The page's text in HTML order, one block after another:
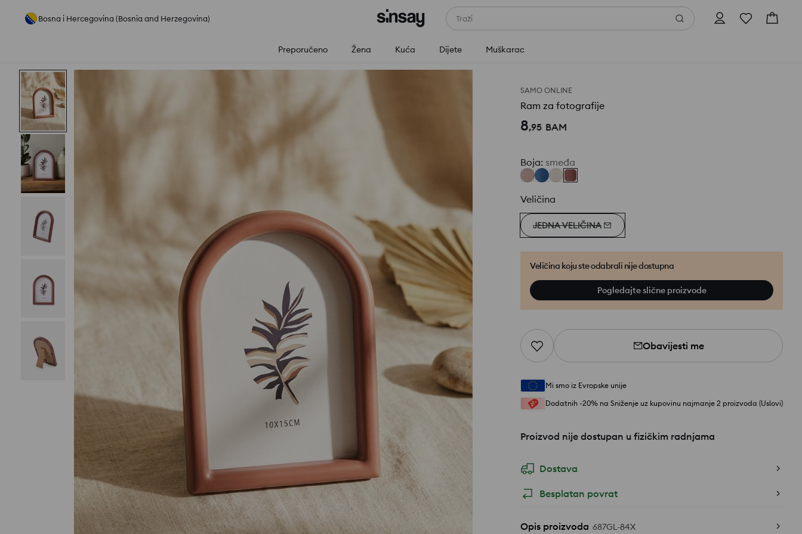
Bosna i Hercegovina (Bosnia and Herzegovina) Traži
Preporučeno Žena Kuća Dijete Muškarac
SAMO ONLINE
Ram za fotografije
8,95 BAM
Boja: smeđa
Veličina
JEDNA VELIČINA
Veličina koju ste odabrali nije dostupna
Pogledajte slične proizvode
Obavijesti me
Mi smo iz Evropske unije
Dodatnih -20% na Sniženje uz kupovinu najmanje 2 proizvoda (Uslovi)
Proizvod nije dostupan u fizičkim radnjama
Dostava
Besplatan povrat
Opis proizvoda 687GL-84X